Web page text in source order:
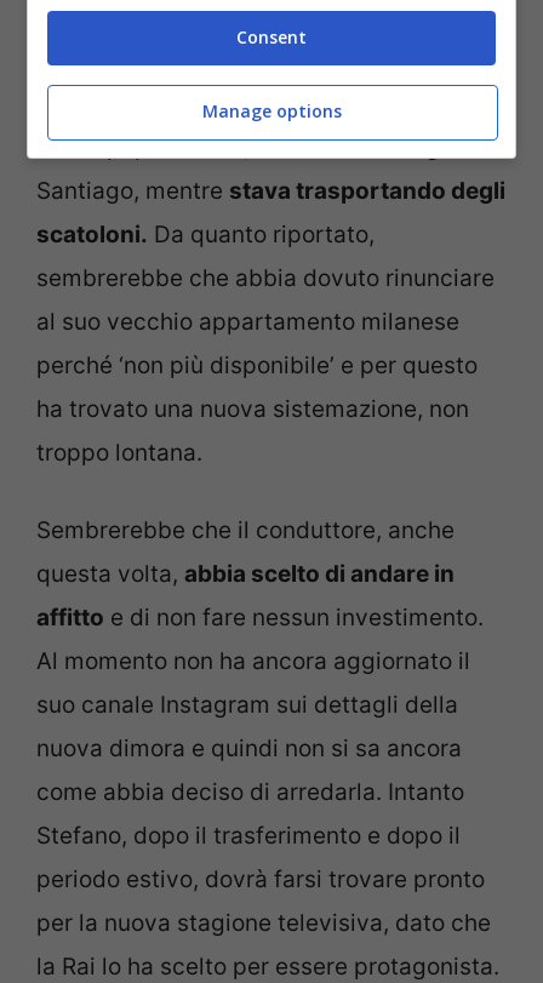
dovrà mettere di nuovo al corrente i
follower dei dettagli del posto dove ha
deciso di andare a vivere. Il giornale lo ha
infatti paparazzato, insieme a suo figlio
Santiago, mentre stava trasportando degli
scatoloni. Da quanto riportato,
sembrerebbe che abbia dovuto rinunciare
al suo vecchio appartamento milanese
perché ‘non più disponibile’ e per questo
ha trovato una nuova sistemazione, non
troppo lontana.
Sembrerebbe che il conduttore, anche
questa volta, abbia scelto di andare in
affitto e di non fare nessun investimento.
Al momento non ha ancora aggiornato il
suo canale Instagram sui dettagli della
nuova dimora e quindi non si sa ancora
come abbia deciso di arredarla. Intanto
Stefano, dopo il trasferimento e dopo il
periodo estivo, dovrà farsi trovare pronto
per la nuova stagione televisiva, dato che
la Rai lo ha scelto per essere protagonista.
Consent
Manage options